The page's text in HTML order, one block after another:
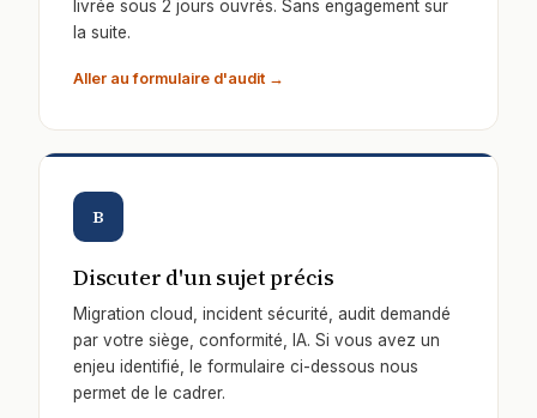
livrée sous 2 jours ouvrés. Sans engagement sur
la suite.
Aller au formulaire d'audit →
B
Discuter d'un sujet précis
Migration cloud, incident sécurité, audit demandé
par votre siège, conformité, IA. Si vous avez un
enjeu identifié, le formulaire ci-dessous nous
permet de le cadrer.